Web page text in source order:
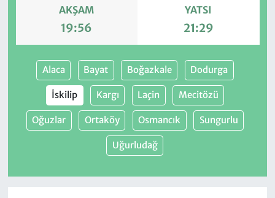
AKŞAM
19:56
YATSI
21:29
Alaca Bayat Boğazkale Dodurga
İskilip Kargı Laçin Mecitözü
Oğuzlar Ortaköy Osmancık Sungurlu
Uğurludağ